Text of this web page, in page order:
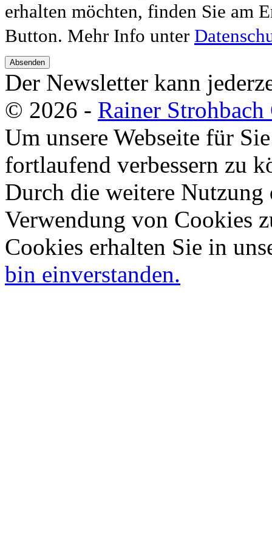
erhalten möchten, finden Sie am
Button. Mehr Info unter
Absenden
Der Newsletter kann
© 2026 - Rainer
Um unsere Webseite für
fortlaufend verbessern zu
Durch die weitere Nutzung
Verwendung von Cookies
Cookies erhalten Sie in
bin einverstanden.